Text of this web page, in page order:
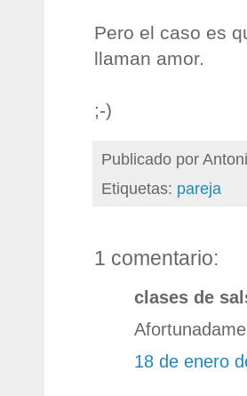
Pero el caso es
llaman amor.
;-)
Publicado por
Etiquetas: pareja
1 comentario:
clases de
18 de enero